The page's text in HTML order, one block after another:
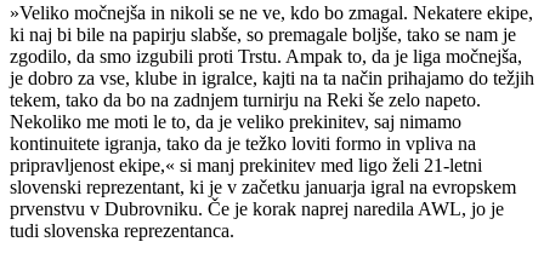
»Veliko močnejša in nikoli se ne ve, kdo bo zmagal. Nekatere ekipe,
ki naj bi bile na papirju slabše, so premagale boljše, tako se nam je
zgodilo, da smo izgubili proti Trstu. Ampak to, da je liga močnejša,
je dobro za vse, klube in igralce, kajti na ta način prihajamo do težjih
tekem, tako da bo na zadnjem turnirju na Reki še zelo napeto.
Nekoliko me moti le to, da je veliko prekinitev, saj nimamo
kontinuitete igranja, tako da je težko loviti formo in vpliva na
pripravljenost ekipe,« si manj prekinitev med ligo želi 21-letni
slovenski reprezentant, ki je v začetku januarja igral na evropskem
prvenstvu v Dubrovniku. Če je korak naprej naredila AWL, jo je
tudi slovenska reprezentanca.